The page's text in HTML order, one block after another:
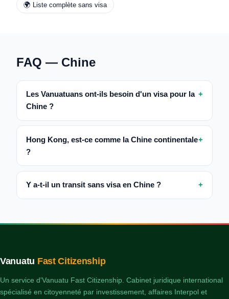
🌍 Liste complète sans visa
FAQ — Chine
Les Vanuatuans ont-ils besoin d'un visa pour la
Chine ?
Hong Kong, est-ce comme la Chine continentale
?
Y a-t-il un transit sans visa en Chine ?
Vanuatu Fast Citizenship
Un service d'Vanuatu Fast Citizenship. Cabinet juridique international
spécialisé en citoyenneté par investissement, affaires Interpol et